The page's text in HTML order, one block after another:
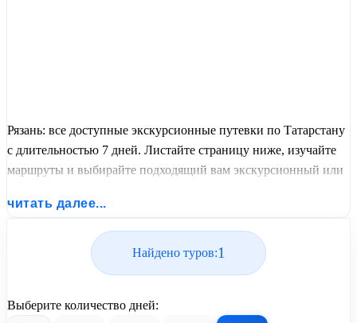
Рязань: все доступные экскурсионные путевки по Татарстану
с длительностью 7 дней. Листайте страницу ниже, изучайте
маршруты и выбирайте подходящий вам экскурсионный или
читать далее...
Найдено туров:1
Выберите количество дней: